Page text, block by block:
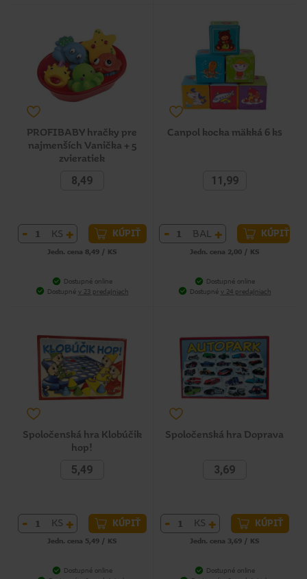
PROFIBABY hračky pre
najmenších Vanička + 5
zvieratiek
8,49
- KS + KÚPIŤ
Jedn. cena 8,49 / KS
Dostupné online
Dostupné v 23 predajniach
Canpol kocka mäkká 6 ks
11,99
- BAL + KÚPIŤ
Jedn. cena 2,00 / KS
Dostupné online
Dostupné v 24 predajniach
Spoločenská hra Klobúčik
hop!
5,49
- KS + KÚPIŤ
Jedn. cena 5,49 / KS
Dostupné online
Spoločenská hra Doprava
3,69
- KS + KÚPIŤ
Jedn. cena 3,69 / KS
Dostupné online